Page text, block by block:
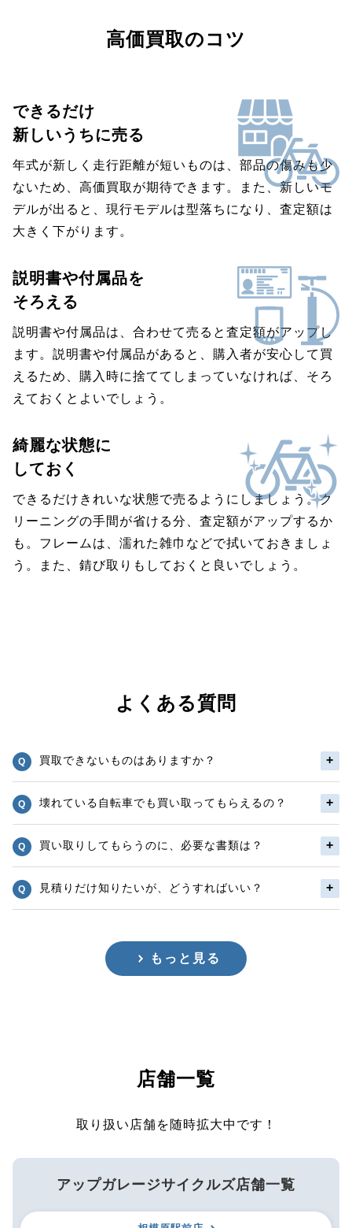
高価買取のコツ
できるだけ
新しいうちに売る
年式が新しく走行距離が短いものは、部品の傷みも少
ないため、高価買取が期待できます。また、新しいモ
デルが出ると、現行モデルは型落ちになり、査定額は
大きく下がります。
説明書や付属品を
そろえる
説明書や付属品は、合わせて売ると査定額がアップし
ます。説明書や付属品があると、購入者が安心して買
えるため、購入時に捨ててしまっていなければ、そろ
えておくとよいでしょう。
綺麗な状態に
しておく
できるだけきれいな状態で売るようにしましょう。ク
リーニングの手間が省ける分、査定額がアップするか
も。フレームは、濡れた雑巾などで拭いておきましょ
う。また、錆び取りもしておくと良いでしょう。
よくある質問
買取できないものはありますか？
壊れている自転車でも買い取ってもらえるの？
買い取りしてもらうのに、必要な書類は？
見積りだけ知りたいが、どうすればいい？
もっと見る
店舗一覧
取り扱い店舗を随時拡大中です！
アップガレージサイクルズ店舗一覧